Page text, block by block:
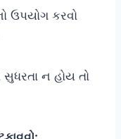
ઉપયોગ કરવો
સુધરતા ન હોય તો